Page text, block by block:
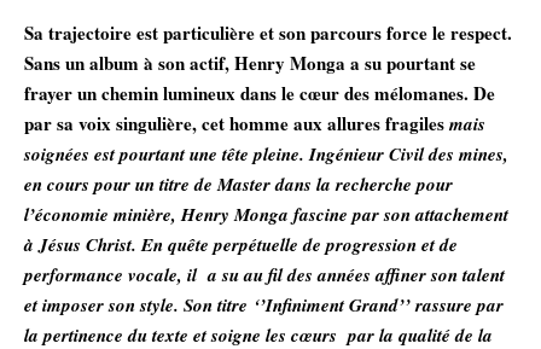
Sa trajectoire est particulière et son parcours force le respect.
Sans un album à son actif, Henry Monga a su pourtant se
frayer un chemin lumineux dans le cœur des mélomanes. De
par sa voix singulière, cet homme aux allures fragilesmais
soignées est pourtant une tête pleine. Ingénieur Civil des mines,
en cours pour un titre de Master dans la recherche pour
l’économie minière, Henry Monga fascine par son attachement
à Jésus Christ. En quête perpétuelle de progression et de
performance vocale, il a su au fil des années affiner son talent
et imposer son style. Son titre ‘’Infiniment Grand’’ rassure par
la pertinence du texte et soigne les cœurs par la qualité de la